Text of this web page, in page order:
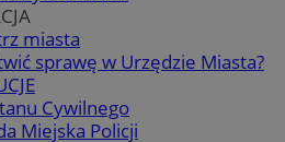
miasta
sprawę w Urzędzie Miasta?
Cywilnego
Miejska Policji